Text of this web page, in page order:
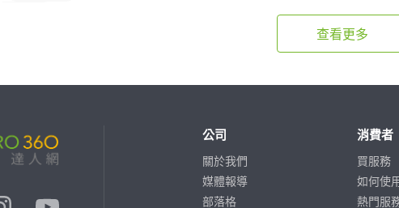
查看更多
公司
關於我們
媒體報導
部落格
消費者
買服務
如何使
熱門服